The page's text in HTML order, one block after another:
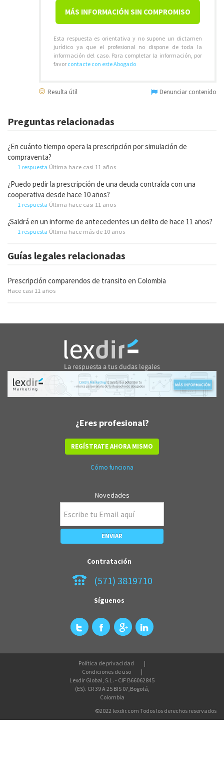
MÁS INFORMACIÓN SIN COMPROMISO
Esta respuesta es orientativa y no supone un dictamen
jurídico ya que el profesional no dispone de toda la
información del caso. Para completar la información, por
favor contacte con este Abogado
Resulta útil Denunciar contenido
Preguntas relacionadas
¿En cuánto tiempo opera la prescripción por simulación de
compraventa?
1 respuesta Última hace casi 11 años
¿Puedo pedir la prescripción de una deuda contraída con una
cooperativa desde hace 10 años?
1 respuesta Última hace casi 11 años
¿Saldrá en un informe de antecedentes un delito de hace 11 años?
1 respuesta Última hace más de 10 años
Guías legales relacionadas
Prescripción comparendos de transito en Colombia
Hace casi 11 años
¿Eres profesional?
REGÍSTRATE AHORA MISMO
Cómo funciona
Novedades
Contratación
(571) 3819710
Síguenos
Política de privacidad
Condiciones de uso
Lexdir Global, S.L. - CIF B66062845
(ES). CR 39 A 25 BIS 07,Bogotá,
Colombia
©2022 lexdir.com Todos los derechos reservados